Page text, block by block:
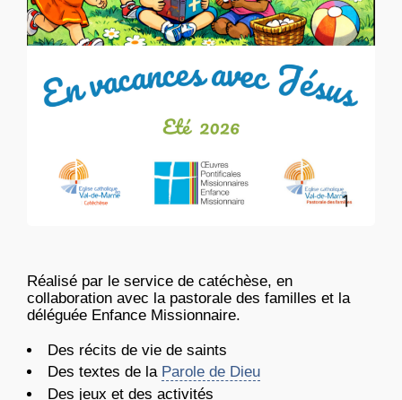
Réalisé par le service de catéchèse, en
collaboration avec la pastorale des familles et la
déléguée Enfance Missionnaire.
Des récits de vie de saints
Des textes de la Parole de Dieu
Des jeux et des activités